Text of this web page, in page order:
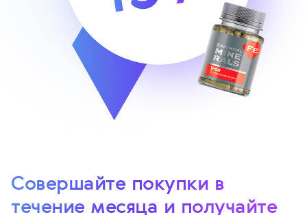
Совершайте покупки в
течение месяца и получайте